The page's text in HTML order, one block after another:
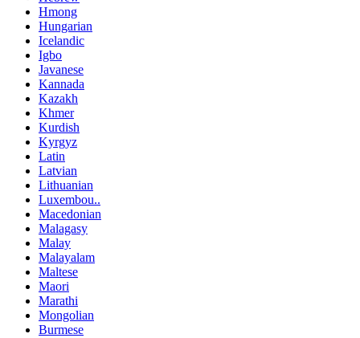
Hmong
Hungarian
Icelandic
Igbo
Javanese
Kannada
Kazakh
Khmer
Kurdish
Kyrgyz
Latin
Latvian
Lithuanian
Luxembou..
Macedonian
Malagasy
Malay
Malayalam
Maltese
Maori
Marathi
Mongolian
Burmese